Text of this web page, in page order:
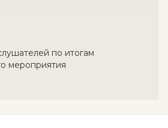
по итогам
мероприятия